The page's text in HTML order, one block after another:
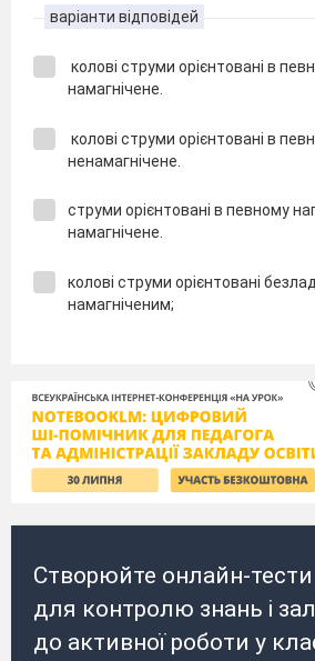
варіанти відповідей
колові струми орієнтовані в
намагнічене.
колові струми орієнтовані в
ненамагнічене.
струми орієнтовані в певному
намагнічене.
колові струми орієнтовані
намагніченим;
Створюйте онлайн-тести
для контролю знань і
до активної роботи у